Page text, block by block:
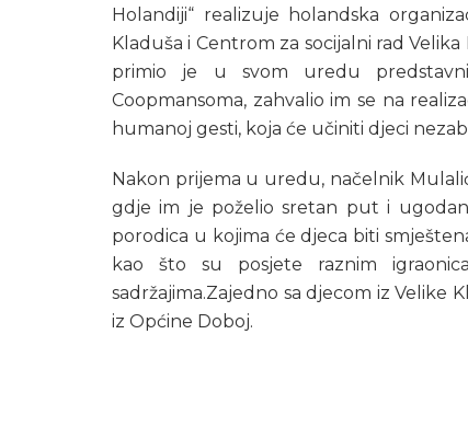
Holandiji“ realizuje holandska
Kladuša i Centrom za socijalni rad
primio je u svom uredu
Coopmansoma, zahvalio im se na
humanoj gesti, koja će učiniti djeci
Nakon prijema u uredu, načelnik
gdje im je poželio sretan put i
porodica u kojima će djeca biti
kao što su posjete raznim
sadržajima.Zajedno sa djecom iz
iz Općine Doboj.